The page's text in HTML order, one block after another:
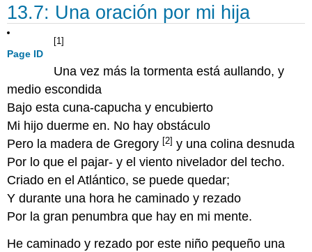
13.7: Una oración por mi hija
Page ID
[1]
Una vez más la tormenta está aullando, y
medio escondida
Bajo esta cuna-capucha y encubierto
Mi hijo duerme en. No hay obstáculo
Pero la madera de Gregory [2] y una colina desnuda
Por lo que el pajar- y el viento nivelador del techo.
Criado en el Atlántico, se puede quedar;
Y durante una hora he caminado y rezado
Por la gran penumbra que hay en mi mente.
He caminado y rezado por este niño pequeño una